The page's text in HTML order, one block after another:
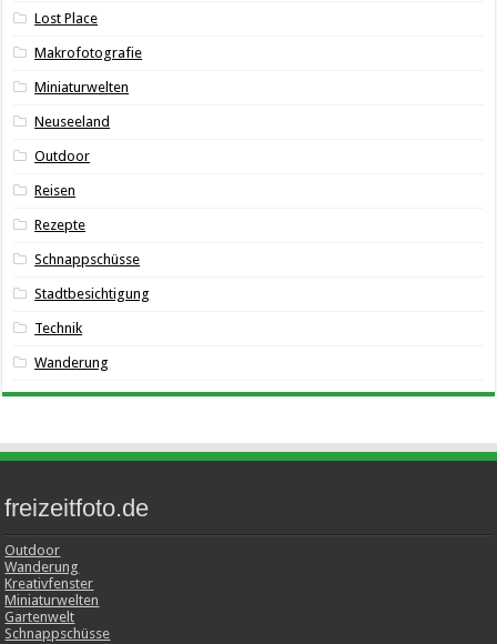
Lost Place
Makrofotografie
Miniaturwelten
Neuseeland
Outdoor
Reisen
Rezepte
Schnappschüsse
Stadtbesichtigung
Technik
Wanderung
freizeitfoto.de
Outdoor
Wanderung
Kreativfenster
Miniaturwelten
Gartenwelt
Schnappschüsse